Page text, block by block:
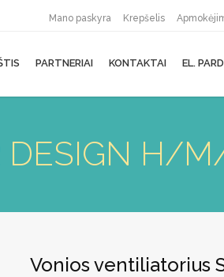
Mano paskyra Krepšelis
PARTNERIAI KONTAKTAI EL.
DESIGN H/
Vonios ventiliatorius